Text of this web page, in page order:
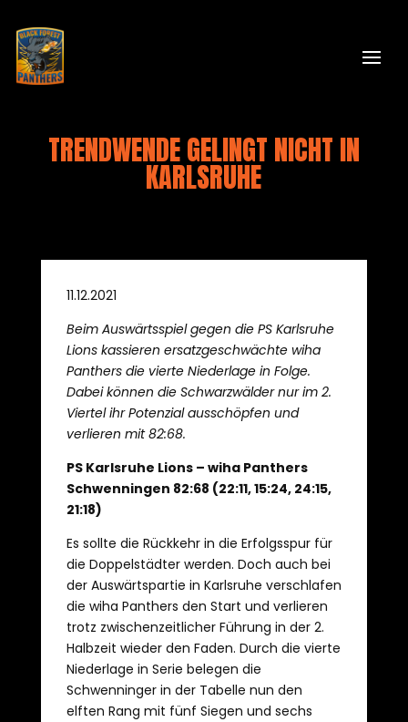
TRENDWENDE GELINGT NICHT IN
KARLSRUHE
11.12.2021
Beim Auswärtsspiel gegen die PS Karlsruhe
Lions kassieren ersatzgeschwächte wiha
Panthers die vierte Niederlage in Folge.
Dabei können die Schwarzwälder nur im 2.
Viertel ihr Potenzial ausschöpfen und
verlieren mit 82:68.
PS Karlsruhe Lions – wiha Panthers
Schwenningen 82:68 (22:11, 15:24, 24:15,
21:18)
Es sollte die Rückkehr in die Erfolgsspur für
die Doppelstädter werden. Doch auch bei
der Auswärtspartie in Karlsruhe verschlafen
die wiha Panthers den Start und verlieren
trotz zwischenzeitlicher Führung in der 2.
Halbzeit wieder den Faden. Durch die vierte
Niederlage in Serie belegen die
Schwenninger in der Tabelle nun den
elften Rang mit fünf Siegen und sechs